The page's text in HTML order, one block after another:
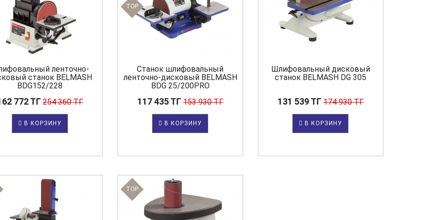
ленточно-
станок BELMASH
BDG152/228
772 ТГ 254 360 ТГ
В КОРЗИНУ
TOP
Станок шлифовальный
ленточно-дисковый BELMASH
BDG 25/200PRO
117 435 ТГ 153 930 ТГ
В КОРЗИНУ
Шлифовальный дисковый
станок BELMASH DG 305
131 539 ТГ 174 930 ТГ
В КОРЗИНУ
TOP